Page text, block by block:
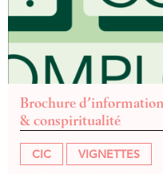
Brochure
& conspiritualité
CIC VIGNETTES